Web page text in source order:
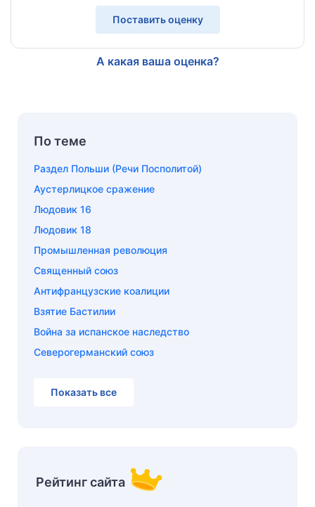
Поставить оценку
А какая ваша оценка?
По теме
Раздел Польши (Речи Посполитой)
Аустерлицкое сражение
Людовик 16
Людовик 18
Промышленная революция
Священный союз
Антифранцузские коалиции
Взятие Бастилии
Война за испанское наследство
Северогерманский союз
Показать все
Рейтинг сайта